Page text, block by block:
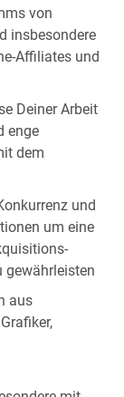
von
insbesondere
Affiliates und
Deiner Arbeit
enge
dem
und
um eine
gewährleisten
aus